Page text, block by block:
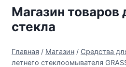
Перейти
содержимому
Магазин товаров
стекла
Главная / Магазин / Средства
летнего стеклоомывателя